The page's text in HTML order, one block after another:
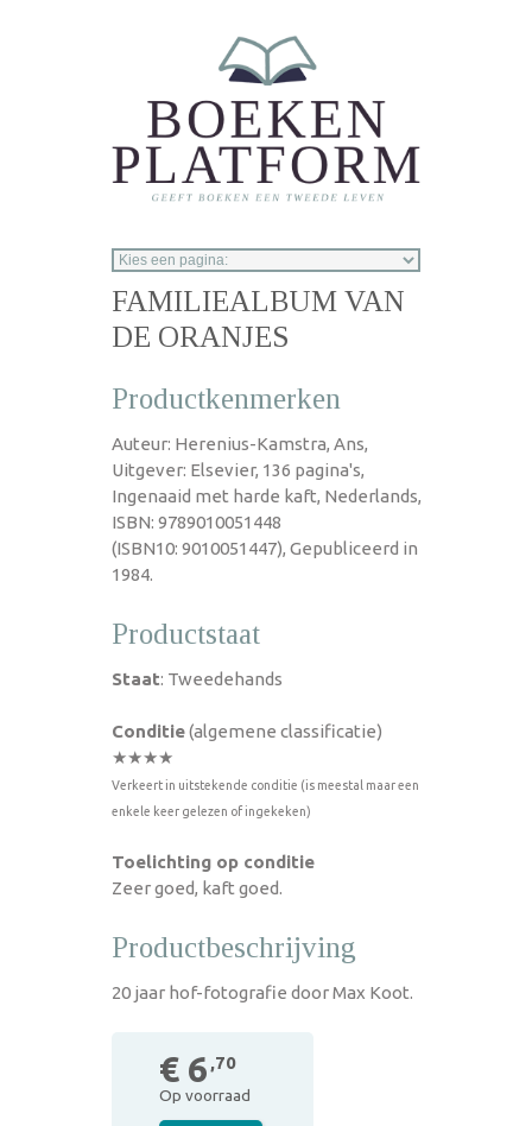
FAMILIEALBUM VAN
DE ORANJES
Productkenmerken
Auteur: Herenius-Kamstra, Ans,
Uitgever: Elsevier, 136 pagina's,
Ingenaaid met harde kaft, Nederlands,
ISBN: 9789010051448
(ISBN10: 9010051447), Gepubliceerd in
1984.
Productstaat
Staat: Tweedehands
Conditie(algemene classificatie)
★★★★
Verkeert in uitstekende conditie (is meestal maar een
enkele keer gelezen of ingekeken)
Toelichting op conditie
Zeer goed, kaft goed.
Productbeschrijving
20 jaar hof-fotografie door Max Koot.
€ 6 ,70
Op voorraad